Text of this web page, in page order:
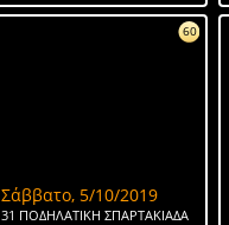
60
Σάββατο, 5/10/2019
31 ΠΟΔΗΛΑΤΙΚΗ ΣΠΑΡΤΑΚΙΑΔΑ